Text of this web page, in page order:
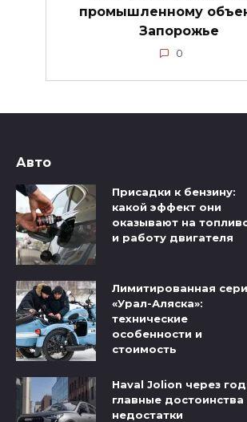
промышленному
Запорожье
0
Авто
Присадки к бензину:
какой эффект они
оказывают на
и работу двигателя
Лимитированная
«Урал-Аляска»:
технические
особенности и
стоимость
Haval Jolion через
главные достоинства
недостатки